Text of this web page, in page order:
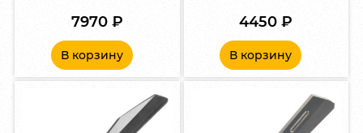
7970 ₽
В корзину
4450₽
В корзину